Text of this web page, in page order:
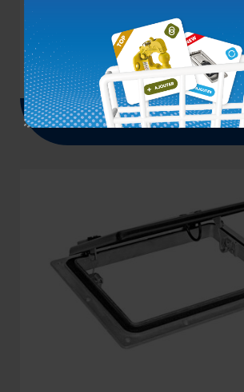
AÉRATEUR À DOUBLE
Voir le produit